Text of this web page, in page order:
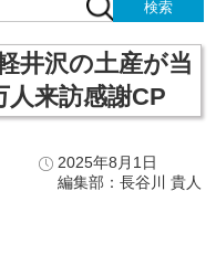
井沢の土産が当
来訪感謝CP
2025年8月1日
編集部：長谷川 貴人